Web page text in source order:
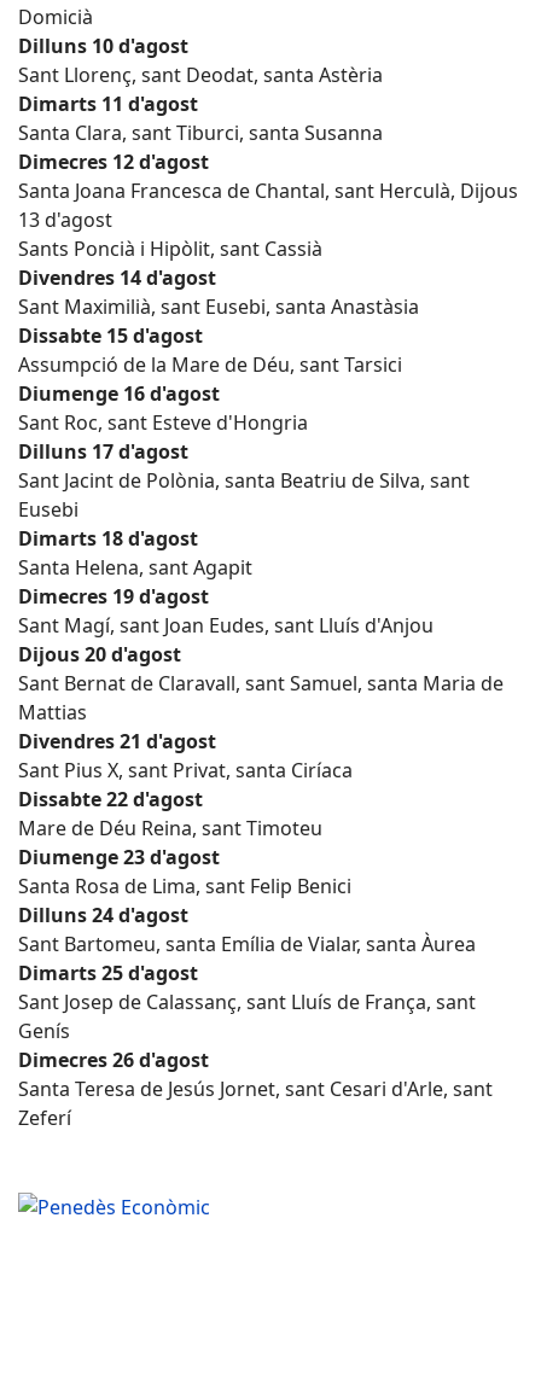
Domicià
Dilluns 10 d'agost
Sant Llorenç, sant Deodat, santa Astèria
Dimarts 11 d'agost
Santa Clara, sant Tiburci, santa Susanna
Dimecres 12 d'agost
Santa Joana Francesca de Chantal, sant Herculà, Dijous
13 d'agost
Sants Poncià i Hipòlit, sant Cassià
Divendres 14 d'agost
Sant Maximilià, sant Eusebi, santa Anastàsia
Dissabte 15 d'agost
Assumpció de la Mare de Déu, sant Tarsici
Diumenge 16 d'agost
Sant Roc, sant Esteve d'Hongria
Dilluns 17 d'agost
Sant Jacint de Polònia, santa Beatriu de Silva, sant
Eusebi
Dimarts 18 d'agost
Santa Helena, sant Agapit
Dimecres 19 d'agost
Sant Magí, sant Joan Eudes, sant Lluís d'Anjou
Dijous 20 d'agost
Sant Bernat de Claravall, sant Samuel, santa Maria de
Mattias
Divendres 21 d'agost
Sant Pius X, sant Privat, santa Ciríaca
Dissabte 22 d'agost
Mare de Déu Reina, sant Timoteu
Diumenge 23 d'agost
Santa Rosa de Lima, sant Felip Benici
Dilluns 24 d'agost
Sant Bartomeu, santa Emília de Vialar, santa Àurea
Dimarts 25 d'agost
Sant Josep de Calassanç, sant Lluís de França, sant
Genís
Dimecres 26 d'agost
Santa Teresa de Jesús Jornet, sant Cesari d'Arle, sant
Zeferí